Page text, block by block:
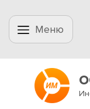
Меню